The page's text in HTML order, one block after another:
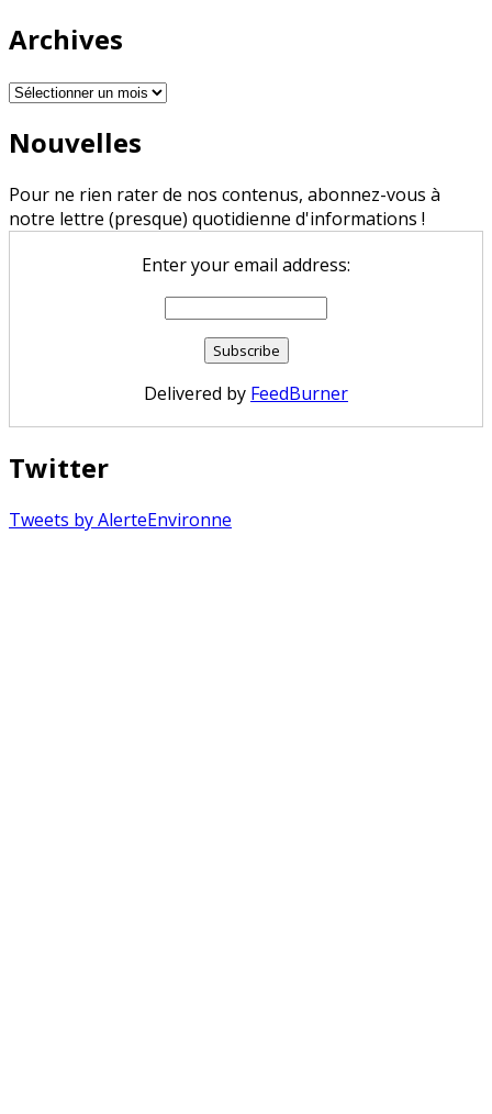
Archives
Archives
Nouvelles
Pour ne rien rater de nos contenus, abonnez-vous à
notre lettre (presque) quotidienne d'informations !
Enter your email address:
Delivered by FeedBurner
Twitter
Tweets by AlerteEnvironne